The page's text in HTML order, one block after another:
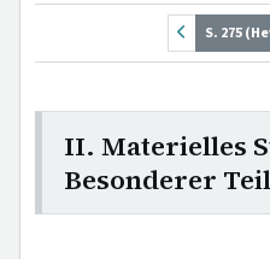
S. 275
II. Materielles
Besonderer Teil